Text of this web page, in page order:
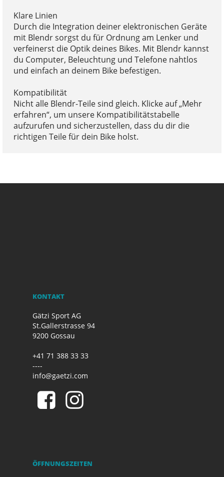
Klare Linien
Durch die Integration deiner elektronischen Geräte
mit Blendr sorgst du für Ordnung am Lenker und
verfeinerst die Optik deines Bikes. Mit Blendr kannst
du Computer, Beleuchtung und Telefone nahtlos
und einfach an deinem Bike befestigen.
Kompatibilität
Nicht alle Blendr-Teile sind gleich. Klicke auf „Mehr
erfahren“, um unsere Kompatibilitätstabelle
aufzurufen und sicherzustellen, dass du dir die
richtigen Teile für dein Bike holst.
KONTAKT
Gätzi Sport AG
St.Gallerstrasse 94
9200 Gossau
+41 71 388 33 33
----
info@gaetzi.com
ÖFFNUNGSZEITEN